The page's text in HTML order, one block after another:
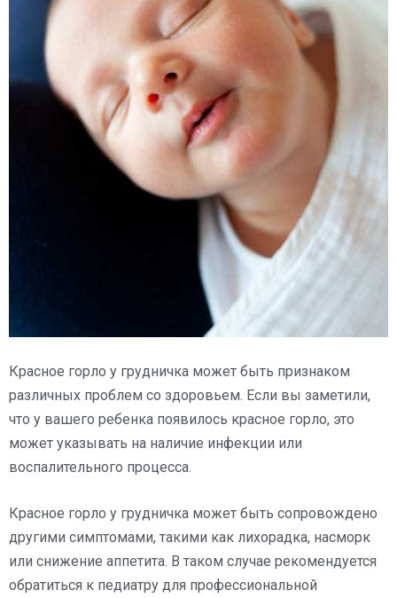
Красное горло у грудничка может быть признаком
различных проблем со здоровьем. Если вы заметили,
что у вашего ребенка появилось красное горло, это
может указывать на наличие инфекции или
воспалительного процесса.
Красное горло у грудничка может быть сопровождено
другими симптомами, такими как лихорадка, насморк
или снижение аппетита. В таком случае рекомендуется
обратиться к педиатру для профессиональной